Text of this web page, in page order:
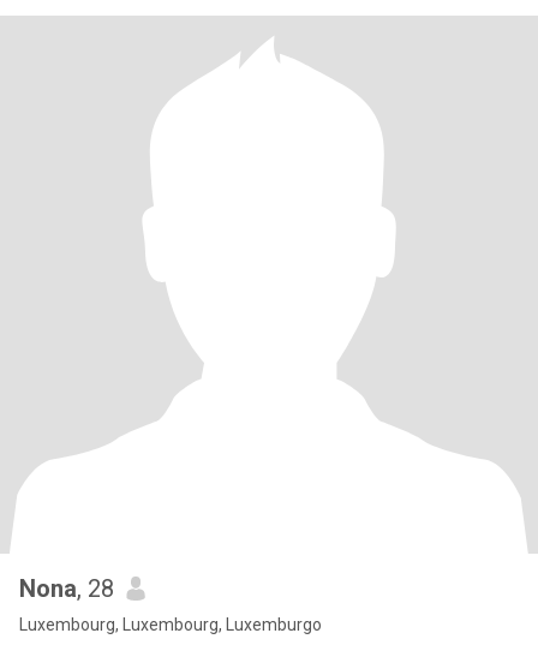
Nona, 28
Luxembourg, Luxembourg, Luxemburgo